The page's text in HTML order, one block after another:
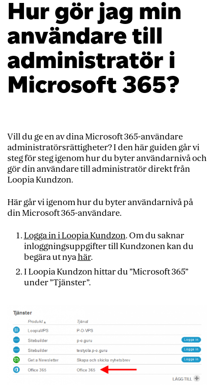
Hur gör jag min
användare till
administratör i
Microsoft 365?
Vill du ge en av dina Microsoft 365-användare
administratörsrättigheter? I den här guiden går vi
steg för steg igenom hur du byter användarnivå och
gör din användare till administratör direkt från
Loopia Kundzon.
Här går vi igenom hur du byter användarnivå på
din Microsoft 365-användare.
Logga in i Loopia Kundzon. Om du saknar
inloggningsuppgifter till Kundzonen kan du
begära ut nyahär.
I Loopia Kundzon hittar du ”Microsoft 365”
under ”Tjänster”.